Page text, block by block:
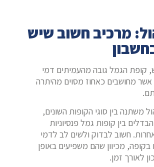
מרכיב חשוב שיש
קופת הגמל גובה מהעמיתים דמי
אשר מחושבים כאחוז מסוים מהיתרה
משתנה בין סוגי הקופות השונים,
בין קופות גמל פנסיוניות
חשוב לבדוק ולשים לב לדמי
בקופה, מכיוון שהם משפיעים באופן
לאורך זמן.